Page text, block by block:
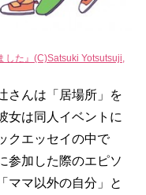
した』(C)Satsuki Yotsutsuji,
さんは「居場所」を
女は同人イベントに
クエッセイの中で
参加した際のエピソ
ママ以外の自分」と